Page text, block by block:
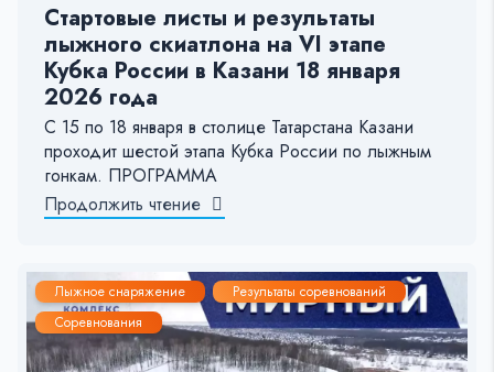
Стартовые листы и результаты
лыжного скиатлона на VI этапе
Кубка России в Казани 18 января
2026 года
С 15 по 18 января в столице Татарстана Казани
проходит шестой этапа Кубка России по лыжным
гонкам. ПРОГРАММА
Продолжить чтение
Лыжное снаряжение
Результаты соревнований
Соревнования